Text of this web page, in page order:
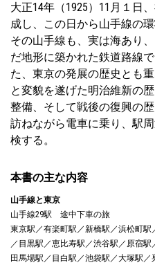
大正14年（1925）11月１日
成し、この日から山手線の
その山手線も、実は海あり
だ地形に築かれた鉄道路線
た、東京の発展の歴史とも
と変貌を遂げた明治維新の
整備、そして戦後の復興の
訪ねながら電車に乗り、駅
検する。
本書の主な内容
山手線と東京
山手線29駅 途中下車の旅
東京駅／有楽町駅／新橋駅／浜松町
／目黒駅／恵比寿駅／渋谷駅／原宿
田馬場駅／目白駅／池袋駅／大塚駅